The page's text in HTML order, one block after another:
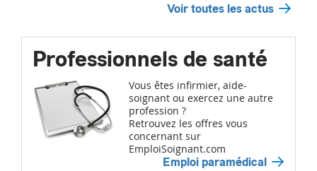
Voir toutes les actus
Professionnels de santé
Vous êtes infirmier, aide-
soignant ou exercez une autre
profession ?
Retrouvez les offres vous
concernant sur
EmploiSoignant.com
Emploi paramédical